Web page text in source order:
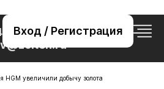
Вход / Регистрация
221-76-32
HGM увеличили добычу золота